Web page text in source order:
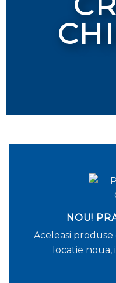
NOU!
Aceleasi produse
locatie